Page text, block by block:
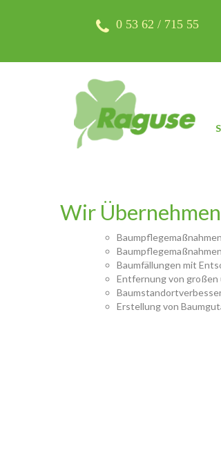
0 53 62 / 715 55
Wir
Baumfällungen mit
Entfernung von großen
Erstellung von